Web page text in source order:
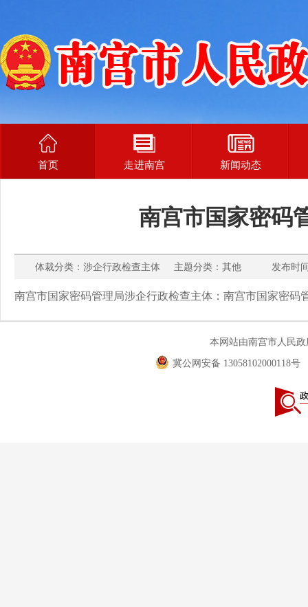
首页 走进南宫 新闻动态
南宫市国家密码
体裁分类：涉企行政检查主体 主题分类：其他 发布时
南宫市国家密码管理局涉企行政检查主体：南宫市国家密码
本网站由南宫市人民
冀公网安备 13058102000118号